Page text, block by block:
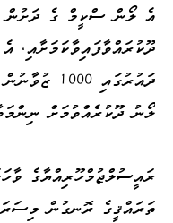
ދޫކުރައްވާފައިވާކަމަށާއި،
ލޯނު ދޫކުރެއްވުމަށް
ރައީސުލްޖުމްހޫރިއްޔާގެ
ތަރައްޤީގެ ރޮނގުން